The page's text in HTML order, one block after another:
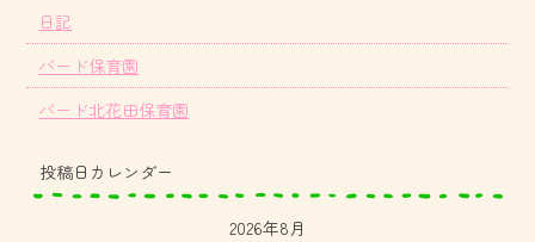
日記
バード保育園
バード北花田保育園
投稿日カレンダー
2026年8月